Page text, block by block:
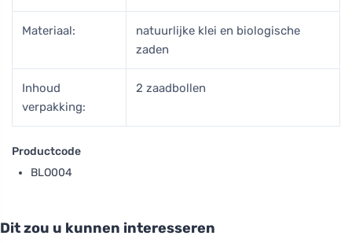
Materiaal:
natuurlijke klei en biologische
zaden
Inhoud
verpakking:
2 zaadbollen
Productcode
BLO004
Dit zou u kunnen interesseren